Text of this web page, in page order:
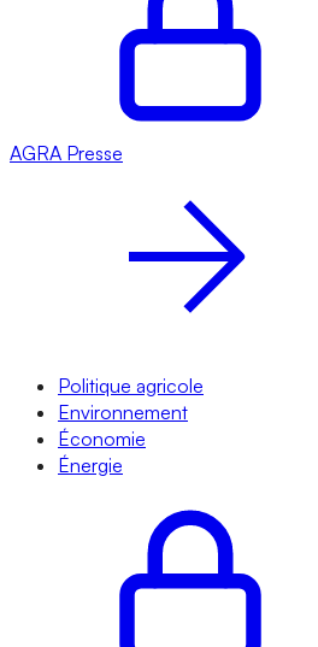
AGRA Presse
Politique agricole
Environnement
Économie
Énergie